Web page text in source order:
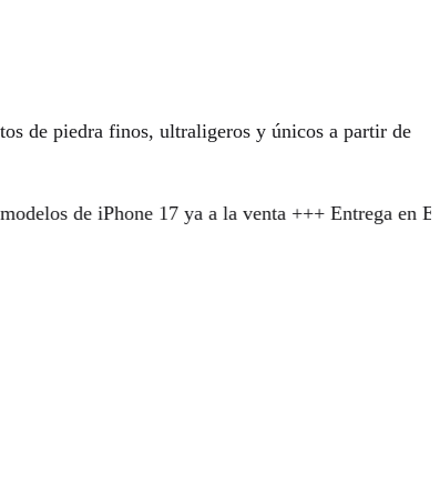
de piedra finos, ultraligeros y únicos a partir de
17 ya a la venta +++ Entrega en EE.UU.